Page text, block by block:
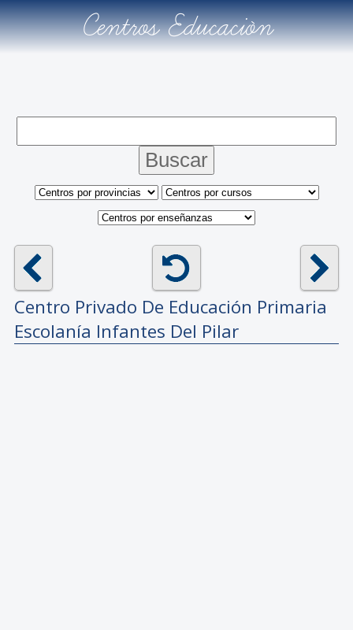
Centros Educación
Centro Privado De Educación Primaria
Escolanía Infantes Del Pilar